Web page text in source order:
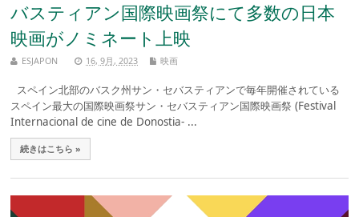
バスティアン国際映画祭にて多数の日本
映画がノミネート上映
ESJAPON 16, 9月, 2023 映画
スペイン北部のバスク州サン・セバスティアンで毎年開催されている
スペイン最大の国際映画祭サン・セバスティアン国際映画祭 (Festival
Internacional de cine de Donostia- ...
続きはこちら »